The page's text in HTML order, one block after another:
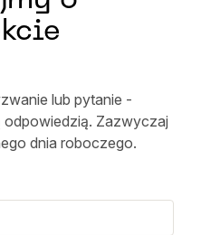
lub pytanie -
Zazwyczaj
dnia roboczego.